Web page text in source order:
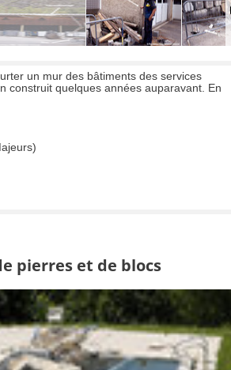
un mur des bâtiments des services
construit quelques années auparavant. En
pierres et de blocs